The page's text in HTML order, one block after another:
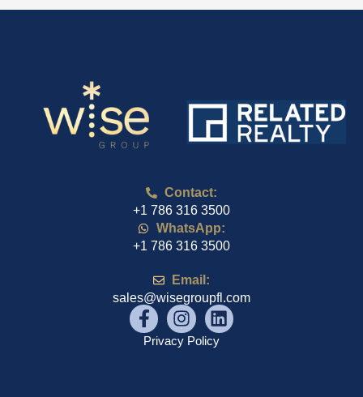
Contact:
+1 786 316 3500
WhatsApp:
+1 786 316 3500
Email:
sales@wisegroupfl.com
Privacy Policy